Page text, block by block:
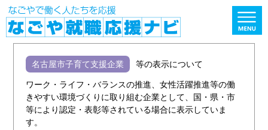
名古屋市子育て支援企業 等の表示について
ワーク・ライフ・バランスの推進、女性活躍推進等の働
きやすい環境づくりに取り組む企業として、国・県・市
等により認定・表彰等されている場合に表示していま
す。